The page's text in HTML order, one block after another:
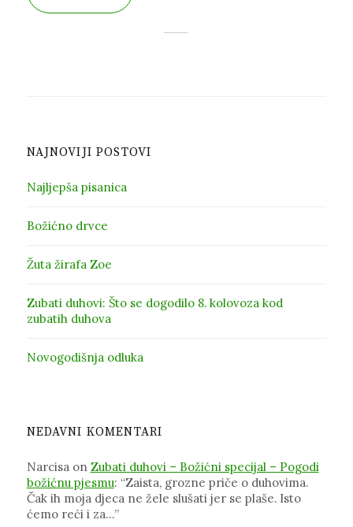
NAJNOVIJI POSTOVI
Najljepša pisanica
Božićno drvce
Žuta žirafa Zoe
Zubati duhovi: Što se dogodilo 8. kolovoza kod
zubatih duhova
Novogodišnja odluka
NEDAVNI KOMENTARI
Narcisa on Zubati duhovi – Božićni specijal – Pogodi
božićnu pjesmu: “Zaista, grozne priče o duhovima.
Čak ih moja djeca ne žele slušati jer se plaše. Isto
ćemo reći i za…”